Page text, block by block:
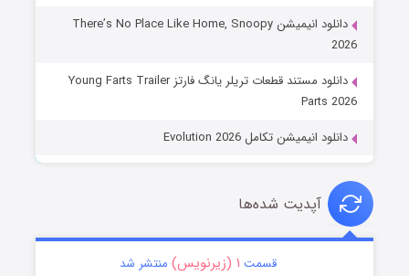
دانلود انیمیشن There’s No Place Like Home, Snoopy
2026
دانلود مستند قطعات تریلر یانگ فارتز Young Farts Trailer
Parts 2026
دانلود انیمیشن تکامل Evolution 2026
آپدیت شده‌ها
قسمت ۱ (زیرنویس) منتشر شد